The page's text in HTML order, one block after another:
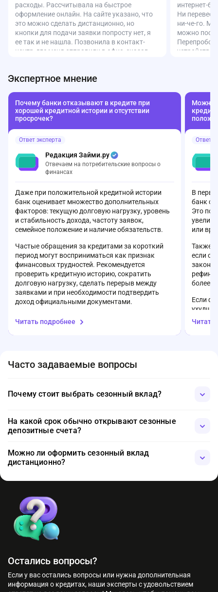
расходы. Рассчитывала на быстрое
оформление онлайн. На сайте указано, что
это можно сделать дистанционно, но
кнопки для подачи заявки попросту нет, я
ее так и не нашла. Позвонила в контакт-
центр, где меня отправили в офис, сказав,
вроде бы что-то записал, пообещал
курсе, что такой продукт вообще
существует. Позвали кого-то и тут
выясняется, что без кода с сайта (где нет
что банк не может определить мой доход по
отчислениям в ПФР. Впечатление, что в
банке творится полнейший бардак. Как
вообще можно оформлять кредит в таком
«сервисе»?
интернет-
Ни
ни-че-го.
можно
мобильное
совсем не
своими
она
функции?
такого не
Очень
Экспертное мнение
Почему банки отказывают в кредите при
хорошей кредитной истории и отсутствии
просрочек?
Ответ эксперта
Редакция Займи.ру
Отвечаем на потребительские вопросы о
финансах
Даже при положительной кредитной истории
банк оценивает множество дополнительных
факторов: текущую долговую нагрузку, уровень
и стабильность дохода, частоту заявок,
семейное положение и наличие обязательств.
Частые обращения за кредитами за короткий
период могут восприниматься как признак
финансовых трудностей. Рекомендуется
проверить кредитную историю, сократить
долговую нагрузку, сделать перерыв между
заявками и при необходимости подтвердить
доход официальными документами.
Читать подробнее
Можно
Ответ
В
банк с
Это
или
Также
если
более
Если
Читать
Часто задаваемые вопросы
Почему стоит выбрать сезонный вклад?
уникальные бонусы, которые редко встречаются в обычные
периоды.
На какой срок обычно открывают сезонные
депозитные счета?
для стабильного прироста капитала.
Можно ли оформить сезонный вклад
дистанционно?
Остались вопросы?
Если у вас остались вопросы или нужна дополнительная
информация о кредитах, наши эксперты с удовольствием